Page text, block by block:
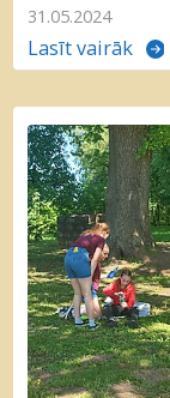
31.05.2024
Lasīt vairāk